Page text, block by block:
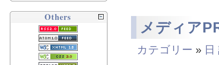
メディア
カテゴリー » 日
Others